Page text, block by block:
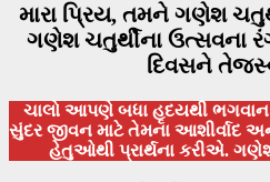
મારા પ્રિય, તમને ગણેશ
ગણેશ ચતુર્થીના ઉત્સવના
દિવસને
ચાલો આપણે બધા હૃદયથી
સુંદર જીવન માટે તેમના આશીર્વાદ
હેતુઓથી પ્રાર્થના કરીએ.